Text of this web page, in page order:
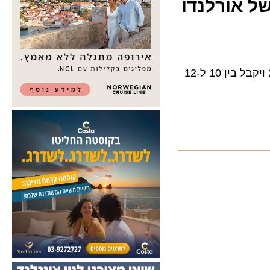
טרמינל C החדש שעלות בנייתו מוערכת ב-2.8 מיליארד דולר יגדיל את הקיבולת ב-25% ויקבל בין 10 ל-12